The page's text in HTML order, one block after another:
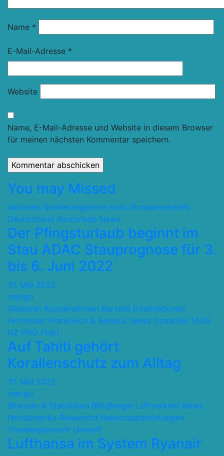
Name *
E-Mail-Adresse *
Website
Name, E-Mail-Adresse und Website in diesem Browser
für meinen nächsten Kommentar speichern.
You may Missed
Aktionen Sonderangebote Auto Strassenverkehr
Deutschland Kurzurlaub News
Der Pfingsturlaub beginnt im
Stau ADAC Stauprognose für 3.
bis 6. Juni 2022
31. Mai 2022
mango
Allianzen Kooperationen Kartelle Destinationen
Fernreisen Frankreich & Benelux News Ozeanien (AUS
NZ PNG Fidji)
Auf Tahiti gehört
Korallenschutz zum Alltag
31. Mai 2022
mango
Bilanzen & Statistiken Billigflieger Luftverkehr News
Nordamerika Reiserecht Reisezusatzleistungen
Travelequipment Umwelt
Lufthansa im System Ryanair